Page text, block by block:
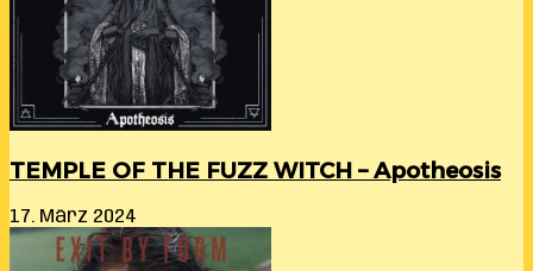
TEMPLE OF THE FUZZ WITCH – Apotheosis
17. März 2024